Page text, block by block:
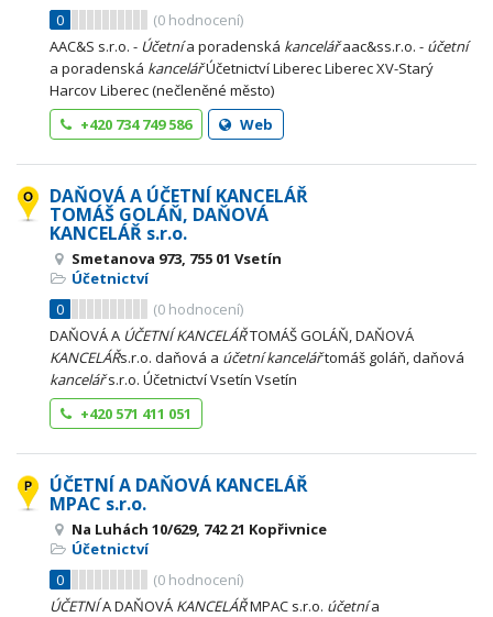
0
(0 hodnocení)
AAC&S s.r.o. - Účetnía poradenská kancelářaac&ss.r.o. - účetní
a poradenská kancelářÚčetnictví Liberec Liberec XV-Starý
Harcov Liberec (nečleněné město)
+420 734 749 586
Web
DAŇOVÁ A ÚČETNÍ KANCELÁŘ
TOMÁŠ GOLÁŇ, DAŇOVÁ
KANCELÁŘ s.r.o.
Smetanova 973, 755 01 Vsetín
Účetnictví
0
(0 hodnocení)
DAŇOVÁ A ÚČETNÍ KANCELÁŘTOMÁŠ GOLÁŇ, DAŇOVÁ
KANCELÁŘs.r.o. daňová a účetní kancelářtomáš goláň, daňová
kancelářs.r.o. Účetnictví Vsetín Vsetín
+420 571 411 051
ÚČETNÍ A DAŇOVÁ KANCELÁŘ
MPAC s.r.o.
Na Luhách 10/629, 742 21 Kopřivnice
Účetnictví
0
(0 hodnocení)
ÚČETNÍA DAŇOVÁ KANCELÁŘMPAC s.r.o. účetnía